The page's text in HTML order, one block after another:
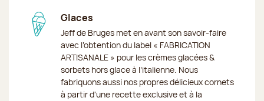
Glaces
Jeff de Bruges met en avant son savoir-faire
avec l’obtention du label « FABRICATION
ARTISANALE » pour les crèmes glacées &
sorbets hors glace à l’italienne. Nous
fabriquons aussi nos propres délicieux cornets
à partir d'une recette exclusive et à la